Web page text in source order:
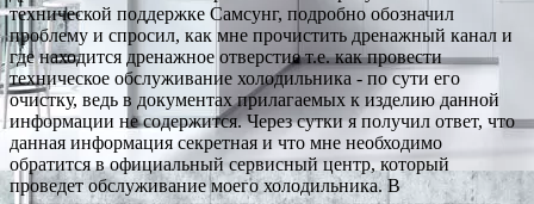
технической поддержке Самсунг, подробно обозначил
проблему и спросил, как мне прочистить дренажный канал и
где находится дренажное отверстие т.е. как провести
техническое обслуживание холодильника - по сути его
очистку, ведь в документах прилагаемых к изделию данной
информации не содержится. Через сутки я получил ответ, что
данная информация секретная и что мне необходимо
обратится в официальный сервисный центр, который
проведет обслуживание моего холодильника. В